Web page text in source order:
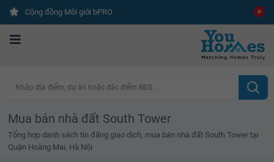
Cộng đồng Môi giới bPRO
Nhập địa điểm, dự án hoặc đặc điểm BĐS ...
Mua bán nhà đất South Tower
Tổng hợp danh sách tin đăng giao dịch, mua bán nhà đất South Tower tại
Quận Hoàng Mai, Hà Nội